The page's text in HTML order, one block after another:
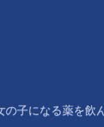
子になる薬を飲